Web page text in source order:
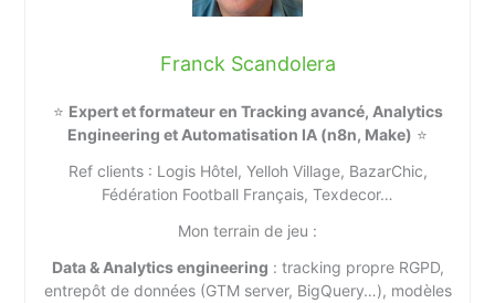
Franck Scandolera
⭐ Expert et formateur en Tracking avancé, Analytics
Engineering et Automatisation IA (n8n, Make) ⭐
Ref clients : Logis Hôtel, Yelloh Village, BazarChic,
Fédération Football Français, Texdecor…
Mon terrain de jeu :
Data & Analytics engineering : tracking propre RGPD,
entrepôt de données (GTM server, BigQuery…), modèles